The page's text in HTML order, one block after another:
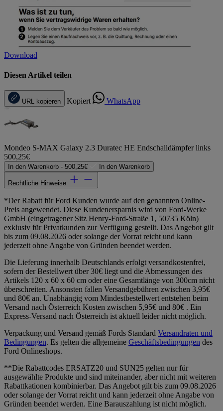
Download
Diesen Artikel teilen
URL kopieren Kopiert WhatsApp
Mondeo S-MAX Galaxy 2.3 Duratec HE Endschalldämpfer links
500,25€
In den Warenkorb - 500,25€ In den Warenkorb
Rechtliche Hinweise
*Der Rabatt für Ford Kunden wurde auf den genannten Online-
Preis angewendet. Diese Kundenersparnis wird von Ford-Werke
GmbH (eingetragener Sitz Henry-Ford-Straße 1, 50735 Köln)
exklusiv für Privatkunden zur Verfügung gestellt. Das Angebot gilt
bis zum 09.08.2026 oder solange der Vorrat reicht und kann
jederzeit ohne Angabe von Gründen beendet werden.
Die Lieferung innerhalb Deutschlands erfolgt versandkostenfrei,
sofern der Bestellwert über 30€ liegt und die Abmessungen des
Artikels 120 x 60 x 60 cm oder eine Gesamtlänge von 300cm nicht
überschreiten. Ansonsten fallen Versandgebühren zwischen 3,95€
und 80€ an. Unabhängig vom Mindestbestellwert entstehen beim
Versand nach Österreich Kosten zwischen 5,95€ und 80€ . Ein
Express-Versand nach Österreich ist aktuell leider nicht möglich.
Verpackung und Versand gemäß Fords Standard Versandraten und
Bedingungen. Es gelten die allgemeine Geschäftsbedingungen des
Ford Onlineshops.
**Die Rabattcodes ERSATZ20 und SUN25 gelten nur für
ausgewählte Produkte und sind miteinander, aber nicht mit weiteren
Rabattkationen kombinierbar. Das Angebot gilt bis zum 09.08.2026
oder solange der Vorrat reicht und kann jederzeit ohne Angabe von
Gründen beendet werden. Eine Barauszahlung ist nicht möglich.